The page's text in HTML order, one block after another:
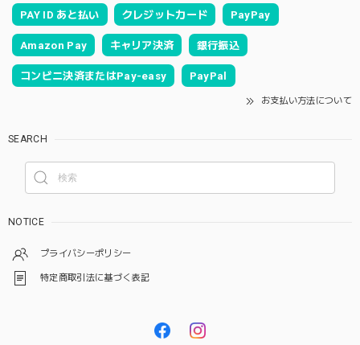
PAY ID あと払い クレジットカード PayPay
Amazon Pay キャリア決済 銀行振込
コンビニ決済またはPay-easy PayPal
お支払い方法について
SEARCH
NOTICE
プライバシーポリシー
特定商取引法に基づく表記